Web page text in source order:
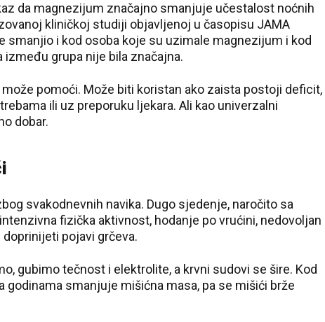
da magnezijum značajno smanjuje učestalost noćnih
kliničkoj studiji objavljenoj u časopisu JAMA
smanjio i kod osoba koje su uzimale magnezijum i kod
grupa nije bila značajna.
pomoći. Može biti koristan ako zaista postoji deficit,
ili uz preporuku ljekara. Ali kao univerzalni
dobar.
svakodnevnih navika. Dugo sjedenje, naročito sa
fizička aktivnost, hodanje po vrućini, nedovoljan
pojavi grčeva.
gubimo tečnost i elektrolite, a krvni sudovi se šire. Kod
smanjuje mišićna masa, pa se mišići brže